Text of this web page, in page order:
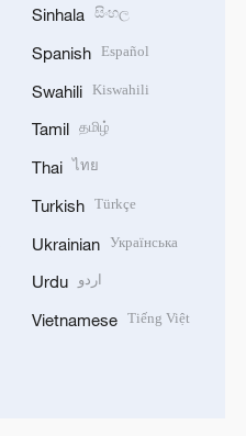
Sinhala සිංහල
Spanish Español
Swahili Kiswahili
Tamil தமிழ்
Thai ไทย
Turkish Türkçe
Ukrainian Українська
Urdu اردو
Vietnamese Tiếng Việt